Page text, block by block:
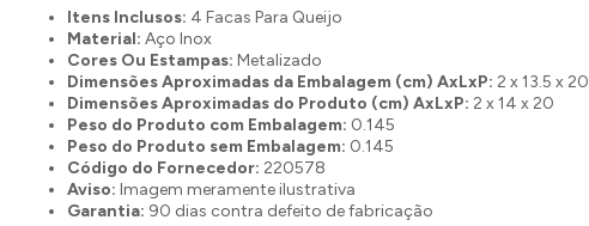
Itens Inclusos: 4 Facas Para Queijo
Material: Aço Inox
Cores Ou Estampas: Metalizado
Dimensões Aproximadas da Embalagem (cm) AxLxP: 2 x 13.5 x 20
Dimensões Aproximadas do Produto (cm) AxLxP: 2 x 14 x 20
Peso do Produto com Embalagem: 0.145
Peso do Produto sem Embalagem: 0.145
Código do Fornecedor: 220578
Aviso: Imagem meramente ilustrativa
Garantia: 90 dias contra defeito de fabricação